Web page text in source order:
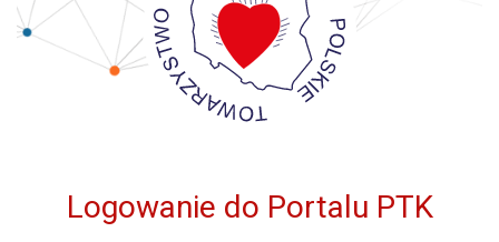
Logowanie do Portalu PTK